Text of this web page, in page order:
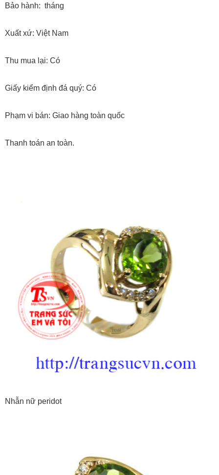
Bảo hành: tháng
Xuất xứ: Việt Nam
Thu mua lại: Có
Giấy kiểm định đá quý: Có
Phạm vi bán: Giao hàng toàn quốc
Thanh toán an toàn.
Nhẫn nữ peridot